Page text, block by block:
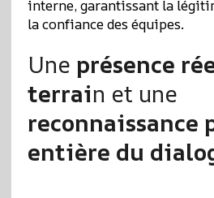
interne, garantissant la
la confiance des équipes.
Une présence
terrain et une
reconnaissance
entière du